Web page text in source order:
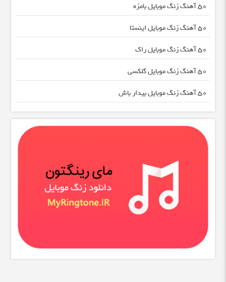
50 آهنگ زنگ موبایل بامزه
50 آهنگ زنگ موبایل اینستا
50 آهنگ زنگ موبایل راک
50 آهنگ زنگ موبایل گلکسی
50 آهنگ زنگ موبایل بیدار باش